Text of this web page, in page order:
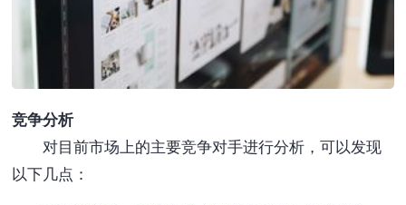
竞争分析
对目前市场上的主要竞争对手进行分析，可以发现
以下几点：